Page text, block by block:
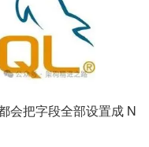
会把字段全部设置成 N